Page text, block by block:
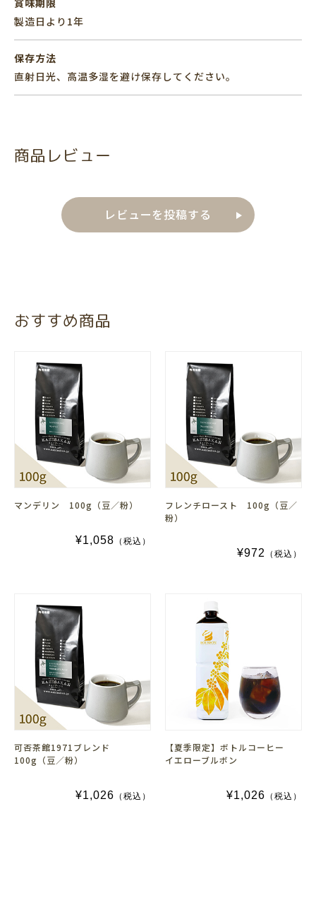
製造日より1年
保存方法
直射日光、高温多湿を避け保存してください。
商品レビュー
レビューを投稿する
おすすめ商品
マンデリン 100g（豆／粉）
¥1,058 （税込）
フレンチロースト 100g（豆／
粉）
¥972 （税込）
可否茶館1971ブレンド
100g（豆／粉）
¥1,026 （税込）
【夏季限定】ボトルコーヒー
イエローブルボン
¥1,026 （税込）